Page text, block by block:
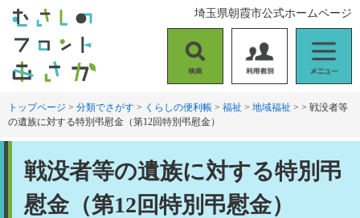
す
。
し
て
索
用
者
ニ
ュ
埼玉県朝霞市公式ホームページ
トップページ > 分類でさがす > くらしの便利帳 > 福祉 > 地域福祉 > > 戦没者等
の遺族に対する特別弔慰金（第12回特別弔慰金）
戦没者等の遺族に対する特別弔
慰金（第12回特別弔慰金）